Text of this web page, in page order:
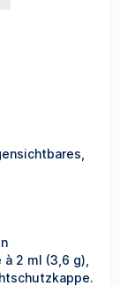
2 ml (3,6 g),